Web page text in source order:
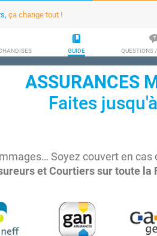
ça change tout !
GUIDE QUESTIONS
ASSURANCES
Faites
Soyez couvert en cas
et Courtiers sur toute la